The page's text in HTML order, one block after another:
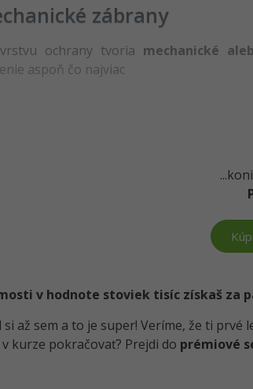
zábrany
ochrany tvoria mechanické
aspoň čo najviac
v hodnote stoviek tisíc získaš za
si až sem a to je super! Veríme, že ti
v kurze pokračovať? Prejdi do prémiové